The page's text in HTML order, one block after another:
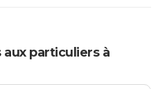
particuliers à